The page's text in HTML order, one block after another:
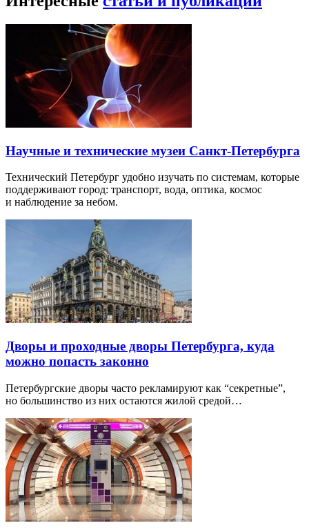
Научные и технические музеи Санкт-Петербурга
Технический Петербург удобно изучать по системам, которые
поддерживают город: транспорт, вода, оптика, космос
и наблюдение за небом.
Дворы и проходные дворы Петербурга, куда
можно попасть законно
Петербургские дворы часто рекламируют как “секретные”,
но большинство из них остаются жилой средой…